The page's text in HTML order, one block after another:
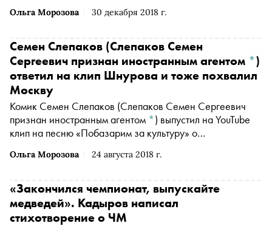
Ольга Морозова 30 декабря 2018 г.
«неожиданно для всех» с ложным был уходящий год для
жители страны купят машины и поедут отдыхать на
Мальдивы
Ольга Морозова 24 августа 2018 г.
Семен Слепаков (Слепаков Семен
Сергеевич признан иностранным агентом *)
ответил на клип Шнурова и тоже похвалил
Москву
Комик Семен Слепаков (Слепаков Семен Сергеевич
признан иностранным агентом *)
клип на песню «Побазарим за культуру» о
стала ответом на песню Сергея Шнурова и группы
«Закончился чемпионат, выпускайте
медведей». Кадыров написал
стихотворение о ЧМ